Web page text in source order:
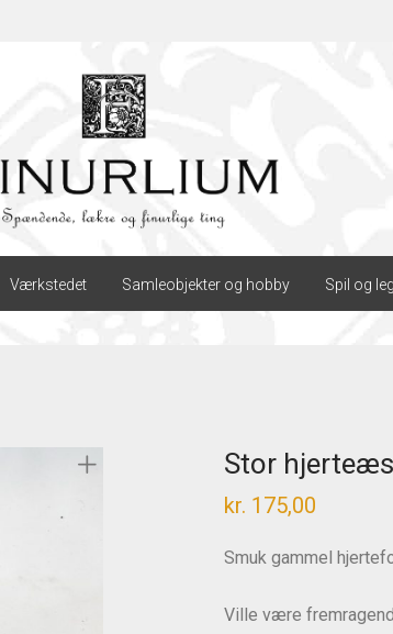
Værkstedet Samleobjekter og hobby Spil og
Stor
kr. 175,00
Smuk gammel
Ville være